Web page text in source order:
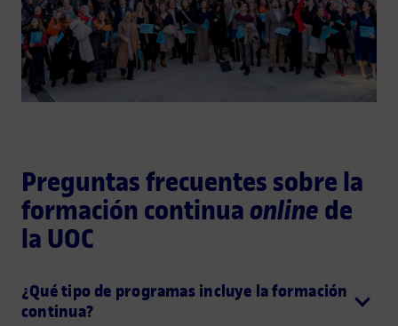
Preguntas frecuentes sobre la
formación continuaonline de
la UOC
¿Qué tipo de programas incluye la formación
continua?